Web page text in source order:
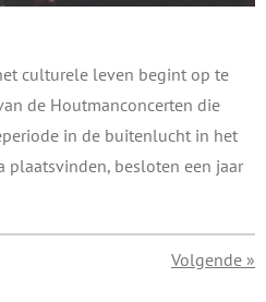
culturele leven begint op te
de Houtmanconcerten die
in de buitenlucht in het
plaatsvinden, besloten een jaar
Volgende »